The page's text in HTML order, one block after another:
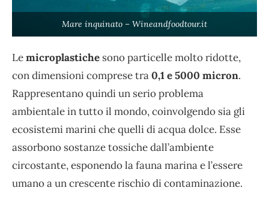
Mare inquinato – Wineandfoodtour.it
Lemicroplastiche sono particelle molto ridotte,
con dimensioni comprese tra0,1 e 5000 micron.
Rappresentano quindi un serio problema
ambientale in tutto il mondo, coinvolgendo sia gli
ecosistemi marini che quelli di acqua dolce. Esse
assorbono sostanze tossiche dall’ambiente
circostante, esponendo la fauna marina e l’essere
umano a un crescente rischio di contaminazione.